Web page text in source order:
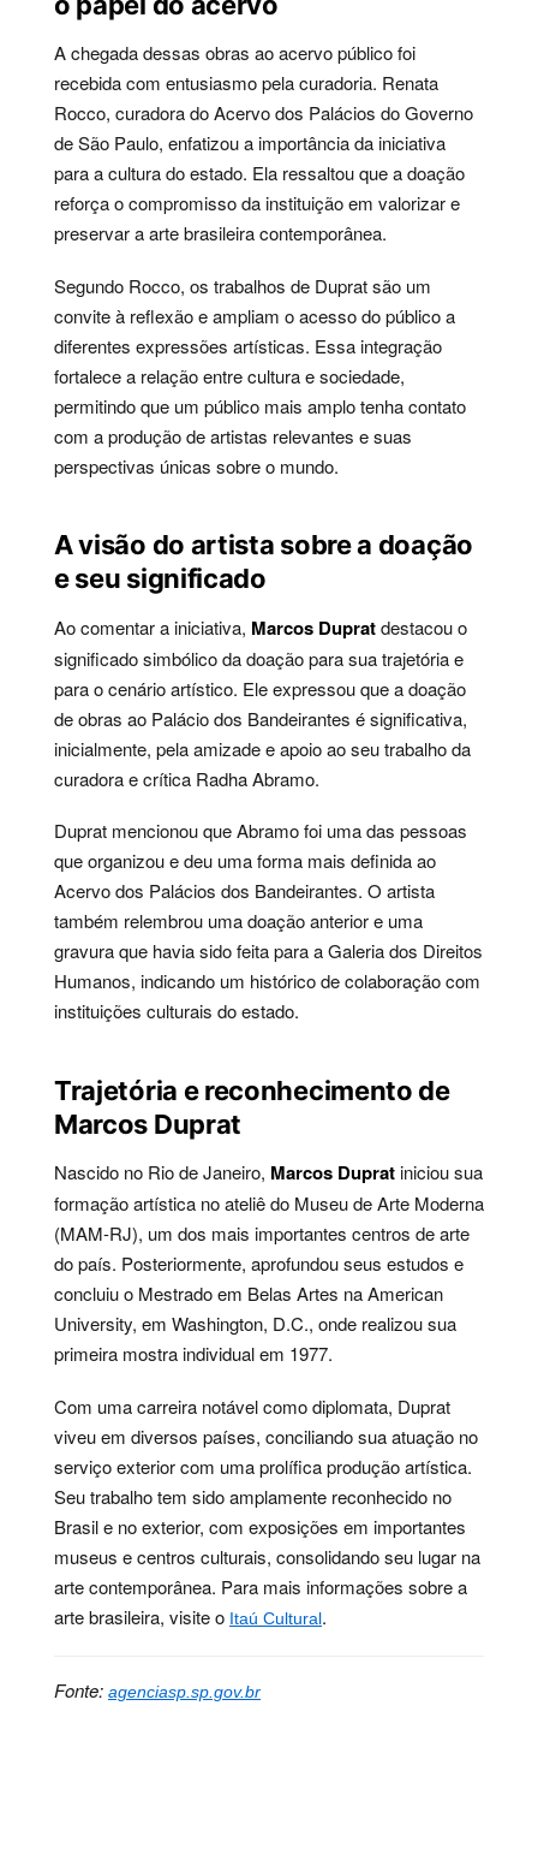
A chegada dessas obras ao acervo público foi
recebida com entusiasmo pela curadoria. Renata
Rocco, curadora do Acervo dos Palácios do Governo
de São Paulo, enfatizou a importância da iniciativa
para a cultura do estado. Ela ressaltou que a doação
reforça o compromisso da instituição em valorizar e
preservar a arte brasileira contemporânea.
Segundo Rocco, os trabalhos de Duprat são um
convite à reflexão e ampliam o acesso do público a
diferentes expressões artísticas. Essa integração
fortalece a relação entre cultura e sociedade,
permitindo que um público mais amplo tenha contato
com a produção de artistas relevantes e suas
perspectivas únicas sobre o mundo.
A visão do artista sobre a doação
e seu significado
Ao comentar a iniciativa, Marcos Dupratdestacou o
significado simbólico da doação para sua trajetória e
para o cenário artístico. Ele expressou que a doação
de obras ao Palácio dos Bandeirantes é significativa,
inicialmente, pela amizade e apoio ao seu trabalho da
curadora e crítica Radha Abramo.
Duprat mencionou que Abramo foi uma das pessoas
que organizou e deu uma forma mais definida ao
Acervo dos Palácios dos Bandeirantes. O artista
também relembrou uma doação anterior e uma
gravura que havia sido feita para a Galeria dos Direitos
Humanos, indicando um histórico de colaboração com
instituições culturais do estado.
Trajetória e reconhecimento de
Marcos Duprat
Nascido no Rio de Janeiro, Marcos Dupratiniciou sua
formação artística no ateliê do Museu de Arte Moderna
(MAM-RJ), um dos mais importantes centros de arte
do país. Posteriormente, aprofundou seus estudos e
concluiu o Mestrado em Belas Artes na American
University, em Washington, D.C., onde realizou sua
primeira mostra individual em 1977.
Com uma carreira notável como diplomata, Duprat
viveu em diversos países, conciliando sua atuação no
serviço exterior com uma prolífica produção artística.
Seu trabalho tem sido amplamente reconhecido no
Brasil e no exterior, com exposições em importantes
museus e centros culturais, consolidando seu lugar na
arte contemporânea. Para mais informações sobre a
arte brasileira, visite o Itaú Cultural.
Fonte: agenciasp.sp.gov.br